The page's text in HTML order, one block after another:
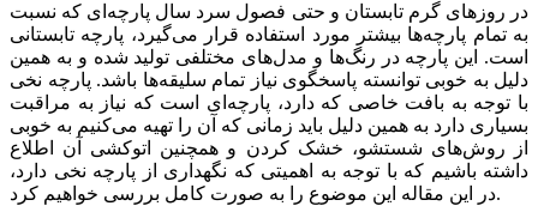
در روزهای گرم تابستان و حتی فصول سرد سال پارچه‌ای که نسبت
به تمام پارچه‌ها بیشتر مورد استفاده قرار می‌گیرد، پارچه تابستانی
است. این پارچه در رنگ‌ها و مدل‌های مختلفی تولید شده و به همین
دلیل به خوبی توانسته پاسخگوی نیاز تمام سلیقه‌ها باشد. پارچه نخی
با توجه به بافت خاصی که دارد، پارچه‌ای است که نیاز به مراقبت
بسیاری دارد به همین دلیل باید زمانی که آن را تهیه می‌کنیم به خوبی
از روش‌های شستشو، خشک کردن و همچنین اتوکشی آن اطلاع
داشته باشیم که با توجه به اهمیتی که نگهداری از پارچه نخی دارد،
در این مقاله این موضوع را به صورت کامل بررسی خواهیم کرد.